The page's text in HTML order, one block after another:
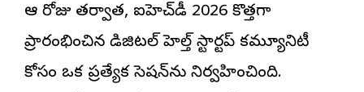
ఆ రోజు తర్వాత, ఐహెచ్‌డీ 2026 కొత్తగా
ప్రారంభించిన డిజిటల్ హెల్త్ స్టార్టప్ కమ్యూనిటీ
కోసం ఒక ప్రత్యేక సెషన్‌ను నిర్వహించింది.